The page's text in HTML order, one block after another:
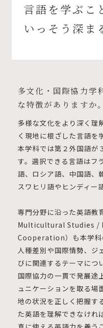
言語を学ぶこ
いっそう深ま
多文化・国際協力学
な特徴がありますか。
多様な文化をより深く理
く現地に根ざした言語を
本学科では第２外国語が
す。選択できる言語はフ
語、ロシア語、中国語、
スワヒリ語やヒンディー
専門分野に沿った英語教
Multicultural Studies
Cooperation）も本学科
人種差別や国際情勢、ジ
びに関連するテーマにつ
国際協力の一貫で発展途
ュニケーションを取る場
地の状況を正しく把握す
た英語を理解できなけれ